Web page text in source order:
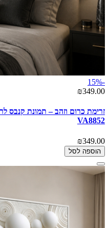
-15%
₪349.00
זרימת כרום וזהב – תמונת קנבס
VA8852
₪349.00
הוספה לסל